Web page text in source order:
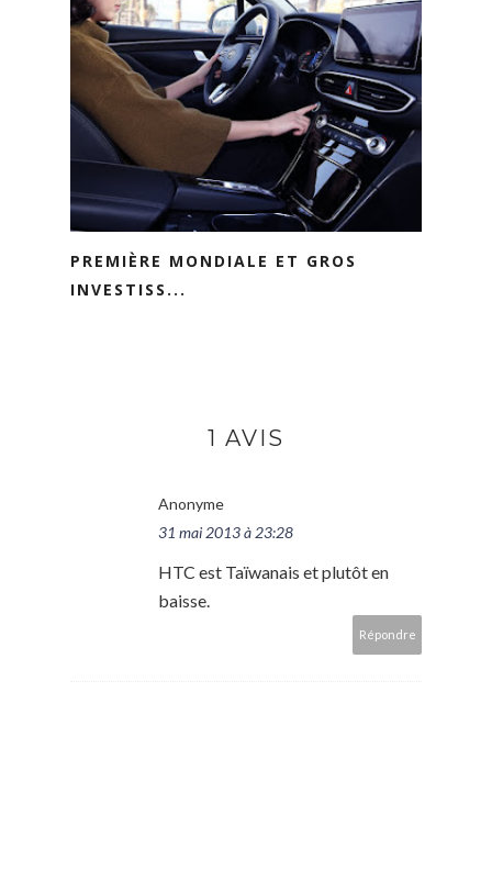
PREMIÈRE MONDIALE ET GROS
INVESTISS...
1 AVIS
Anonyme
31 mai 2013 à 23:28
HTC est Taïwanais et plutôt en
baisse.
Répondre